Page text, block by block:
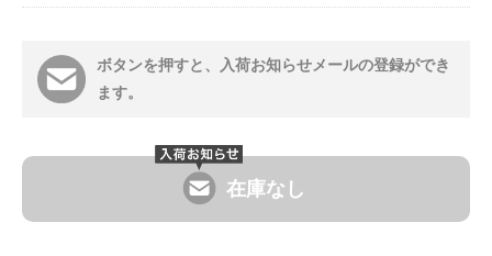
ボタンを押すと、入荷お知らせメールの登録ができ
ます。
在庫なし